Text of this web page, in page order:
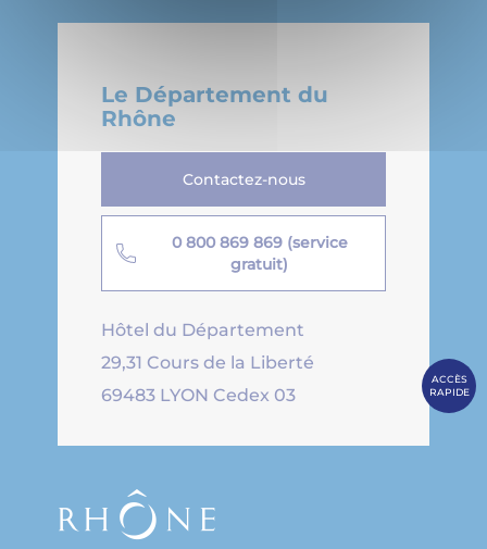
ACCÈS
RAPIDE
Le Département du
Rhône
Contactez-nous
0 800 869 869 (service
gratuit)
Hôtel du Département
29,31 Cours de la Liberté
69483 LYON Cedex 03